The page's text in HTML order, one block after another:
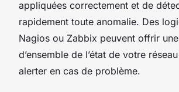
appliquées correctement et de
rapidement toute anomalie. Des
Nagios ou Zabbix peuvent offrir
d’ensemble de l’état de votre
alerter en cas de problème.